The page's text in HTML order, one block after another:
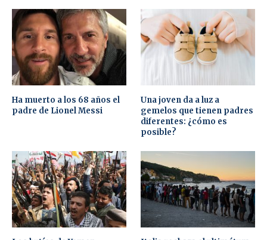
Ha muerto a los 68 años el
padre de Lionel Messi
Una joven da a luz a
gemelos que tienen padres
diferentes: ¿cómo es
posible?